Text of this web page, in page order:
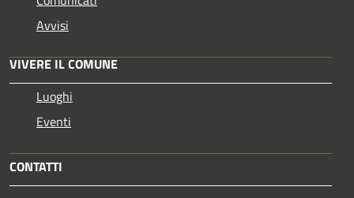
Avvisi
VIVERE IL COMUNE
Luoghi
Eventi
CONTATTI